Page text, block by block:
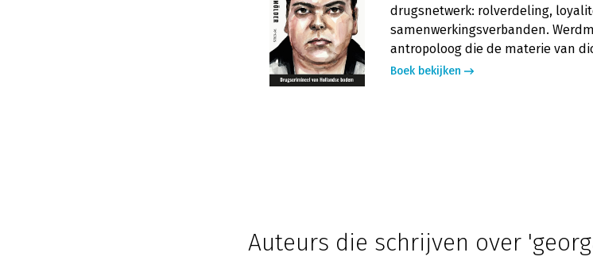
drugsnetwerk: rolverdeling,
samenwerkingsverbanden.
antropoloog die de materie van
Boek bekijken
Auteurs die schrijven over